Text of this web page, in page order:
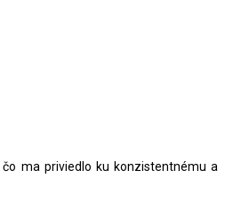
ma priviedlo ku konzistentnému a